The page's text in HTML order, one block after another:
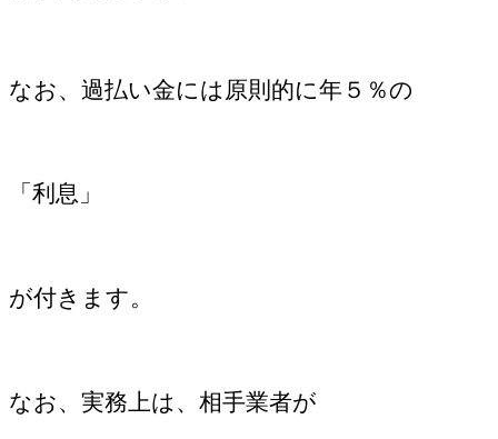
なお、過払い金には原則的に年５％の
「利息」
が付きます。
なお、実務上は、相手業者が